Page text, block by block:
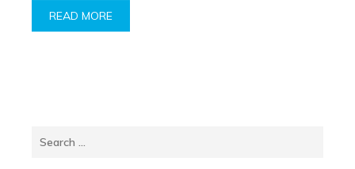
READ MORE
Search